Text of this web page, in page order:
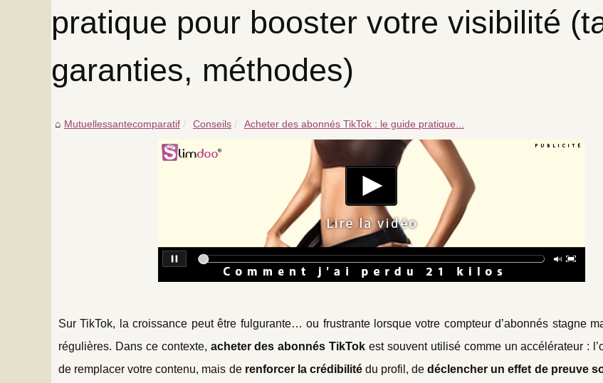
pratique pour booster votre visibilité
garanties, méthodes)
Mutuellessantecomparatif Conseils Acheter des abonnés TikTok : le guide pratique...
Sur TikTok, la croissance peut être fulgurante… ou frustrante lorsque votre compteur d’abonnés stagne
régulières. Dans ce contexte, acheter des abonnés TikTok est souvent utilisé comme un accélérateur :
de remplacer votre contenu, mais de renforcer la crédibilitédu profil, dedéclencher un effet de preuve